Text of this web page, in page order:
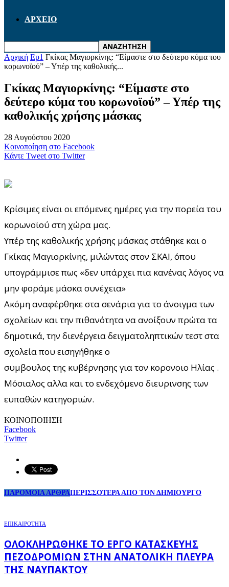
ΑΡΧΕΙΟ
Αρχική Ep1 Γκίκας Μαγιορκίνης: “Είμαστε στο δεύτερο κύμα του
κορωνοϊού” – Υπέρ της καθολικής...
Γκίκας Μαγιορκίνης: “Είμαστε στο
δεύτερο κύμα του κορωνοϊού” – Υπέρ της
καθολικής χρήσης μάσκας
28 Αυγούστου 2020
Κοινοποίηση στο Facebook
Κάντε Tweet στο Twitter
Κρίσιμες είναι οι επόμενες ημέρες για την πορεία του
κορωνοϊού στη χώρα μας.
Υπέρ της καθολικής χρήσης μάσκας στάθηκε και ο
Γκίκας Μαγιορκίνης, μιλώντας στον ΣΚΑΙ, όπου
υπογράμμισε πως «δεν υπάρχει πια κανένας λόγος να
μην φοράμε μάσκα συνέχεια»
Ακόμη αναφέρθηκε στα σενάρια για το άνοιγμα των
σχολείων και την πιθανότητα να ανοίξουν πρώτα τα
δημοτικά, την διενέργεια δειγματοληπτικών τεστ στα
σχολεία που εισηγήθηκε ο
συμβουλος της κυβέρνησης για τον κορονοιο Ηλίας .
Μόσιαλος αλλα και το ενδεχόμενο διευρινσης των
ευπαθών κατηγοριών.
ΚΟΙΝΟΠΟΙΗΣΗ
Facebook
Twitter
ΠΑΡΟΜΟΙΑ ΑΡΘΡΑΠΕΡΙΣΣΟΤΕΡΑ ΑΠΟ ΤΟΝ ΔΗΜΙΟΥΡΓΟ
ΕΠΙΚΑΙΡΟΤΗΤΑ
ΟΛΟΚΛΗΡΏΘΗΚΕ ΤΟ ΈΡΓΟ ΚΑΤΑΣΚΕΥΉΣ
ΠΕΖΟΔΡΟΜΊΩΝ ΣΤΗΝ ΑΝΑΤΟΛΙΚΉ ΠΛΕΥΡΆ
ΤΗΣ ΝΑΥΠΆΚΤΟΥ